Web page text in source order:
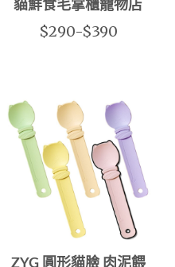
貓鮮食毛掌櫃寵物店
$290-$390
ZYG 圓形貓臉 肉泥餵